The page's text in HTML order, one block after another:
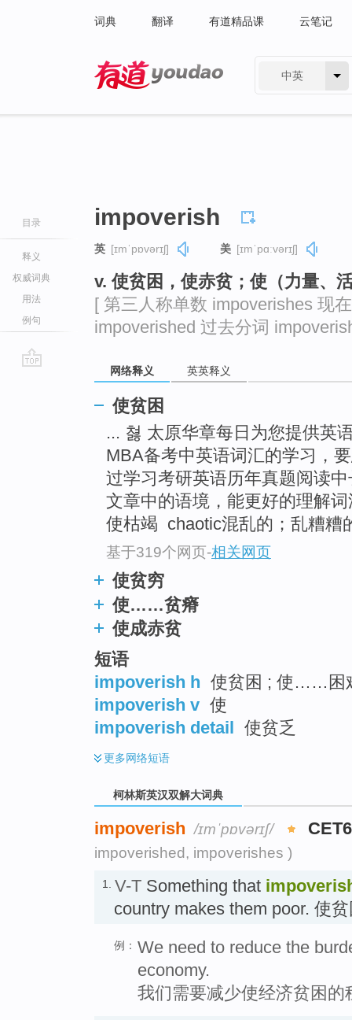
词典 翻译 有道精品课 云笔记
中英
目录
释义
权威词典
用法
例句
impoverish
英 [ɪmˈpɒvərɪʃ] 美 [ɪmˈpɑːvərɪʃ]
v. 使贫困，使赤贫；使（力量、
[ 第三人称单数 impoverishes 现
impoverished 过去分词
网络释义 英英释义
使贫困
... 쳟 太原华章每日为您提供英
MBA备考中英语词汇的学习，
过学习考研英语历年真题阅读
文章中的语境，能更好的理解
使枯竭 ­ chaotic混乱的；乱糟糟
基于319个网页-相关网页
使贫穷
使……贫瘠
使成赤贫
短语
impoverish h 使贫困 ; 使……
impoverish v 使
impoverish detail 使贫乏
更多网络短语
柯林斯英汉双解大词典
impoverish /ɪmˈpɒvərɪʃ/
impoverished, impoverishes )
1. V-T Something that
country makes them poor. 使
例： We need to reduce the
economy.
我们需要减少使经济贫困的